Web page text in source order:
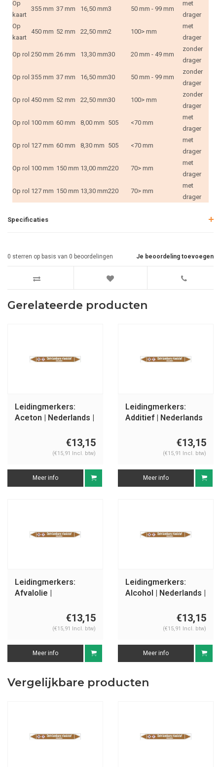
Op
kaart
355 mm 37 mm 16,50 mm3 50 mm - 99 mm
met
drager
Op
kaart
450 mm 52 mm 22,50 mm2 100> mm
met
drager
Op rol 250 mm 26 mm 13,30 mm30 20 mm - 49 mm
zonder
drager
Op rol 355 mm 37 mm 16,50 mm30 50 mm - 99 mm
zonder
drager
Op rol 450 mm 52 mm 22,50 mm30 100> mm
zonder
drager
Op rol 100 mm 60 mm 8,00 mm 505 <70 mm
met
drager
Op rol 127 mm 60 mm 8,30 mm 505 <70 mm
met
drager
Op rol 100 mm 150 mm 13,00 mm220 70> mm
met
drager
Op rol 127 mm 150 mm 13,30 mm220 70> mm
met
drager
Specificaties
Je beoordeling toevoegen
0 sterren op basis van 0 beoordelingen
Gerelateerde producten
Leidingmerkers:
Aceton | Nederlands |
€13,15
(€15,91 Incl. btw)
Meer info
Leidingmerkers:
Additief | Nederlands
€13,15
(€15,91 Incl. btw)
Meer info
Leidingmerkers:
Afvalolie |
vloeistoffen
€13,15
(€15,91 Incl. btw)
Meer info
Leidingmerkers:
Alcohol | Nederlands |
€13,15
(€15,91 Incl. btw)
Meer info
Vergelijkbare producten